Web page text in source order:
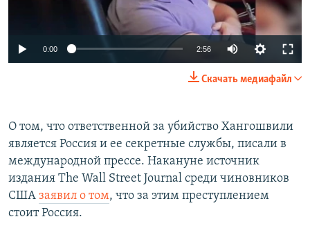
0:00 2:56
Скачать медиафайл
О том, что ответственной за убийство Хангошвили
является Россия и ее секретные службы, писали в
международной прессе. Накануне источник
издания The Wall Street Journal среди чиновников
США заявил о том, что за этим преступлением
стоит Россия.